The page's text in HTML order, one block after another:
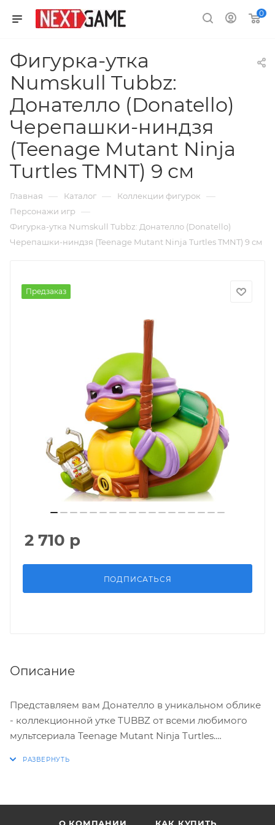
0
Фигурка-утка
Numskull Tubbz:
Донателло (Donatello)
Черепашки-ниндзя
(Teenage Mutant Ninja
Turtles TMNT) 9 см
Главная — Каталог — Коллекции фигурок —
Персонажи игр —
Фигурка-утка Numskull Tubbz: Донателло (Donatello)
Черепашки-ниндзя (Teenage Mutant Ninja Turtles TMNT) 9 см
Предзаказ
2 710 р
ПОДПИСАТЬСЯ
Описание
Представляем вам Донателло в уникальном облике
- коллекционной утке TUBBZ от всеми любимого
мультсериала Teenage Mutant Ninja Turtles.